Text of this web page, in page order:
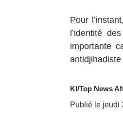
Pour
l’identité
importante
KI/Top News
Publié le jeudi